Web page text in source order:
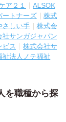
ア２１
ALSOK
ートナーズ
株式
さしい手
株式会
社サンガジャパン
ビス
株式会社サ
祉法人ノテ福祉
を職種から探